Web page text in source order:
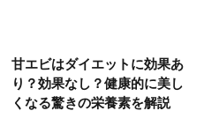
甘エビはダイエットに効果あ
り？効果なし？健康的に美し
くなる驚きの栄養素を解説